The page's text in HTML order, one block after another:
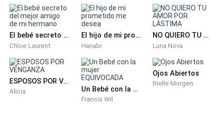
—¿cuándo vas a dejar esa porquería?
—cuando tú pierdas la virginidad —se burló.
—eres un hijo de puta.
—un hijo de al que amas tarada —me abrazo.
El bebé secreto del mejor amigo de mi hermano
Chloe Laurent
El hijo de mi prometido me desea
Hanabi
NO QUIERO TU AMOR POR LÁSTIMA
Luna Nova
ESPOSOS POR VENGANZA
Alicia Un Bebé con la mujer EQUIVOCADA
Francis Wil
Ojos Abiertos
Rielle Morgen